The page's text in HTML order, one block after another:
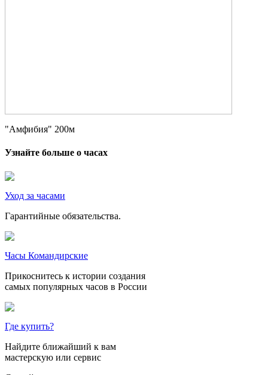
"Амфибия" 200м
Узнайте больше о часах
Уход за часами
Гарантийные обязательства.
Часы Командирские
Прикоснитесь к истории создания
самых популярных часов в России
Где купить?
Найдите ближайший к вам
мастерскую или сервис